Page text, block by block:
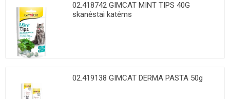
02.418742 GIMCAT MINT TIPS 40G
skanėstai katėms
02.419138 GIMCAT DERMA PASTA 50g